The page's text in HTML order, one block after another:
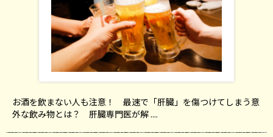
お酒を飲まない人も注意！ 最速で「肝臓」を傷つけてしまう意
外な飲み物とは？ 肝臓専門医が解 ....